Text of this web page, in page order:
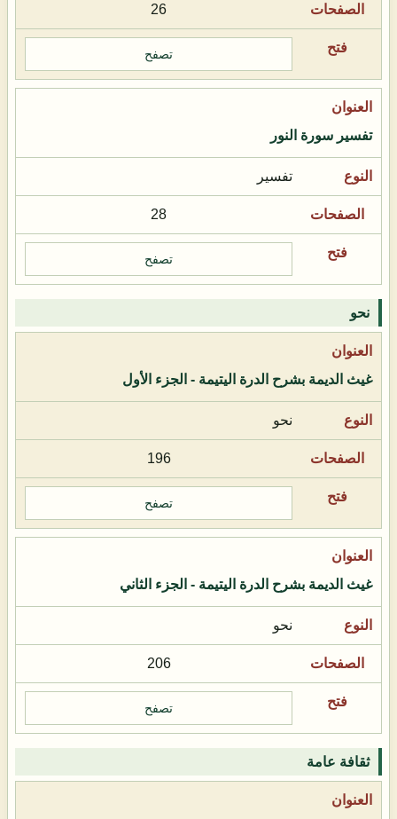
26
تصفح
تفسير سورة النور
تفسير
28
تصفح
نحو
غيث الديمة بشرح الدرة اليتيمة - الجزء الأول
نحو
196
تصفح
غيث الديمة بشرح الدرة اليتيمة - الجزء الثاني
نحو
206
تصفح
ثقافة عامة